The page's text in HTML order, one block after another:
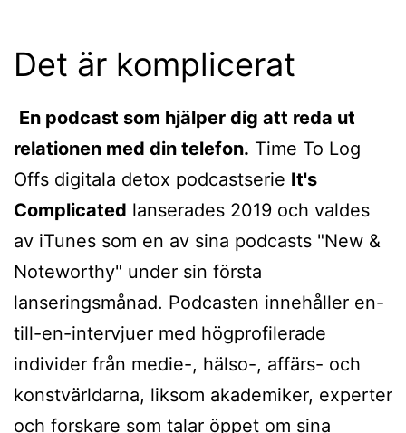
Det är komplicerat
En podcast som hjälper dig att reda ut
relationen med din telefon. Time To Log
Offs digitala detox podcastserie It's
Complicated lanserades 2019 och valdes
av iTunes som en av sina podcasts "New &
Noteworthy" under sin första
lanseringsmånad. Podcasten innehåller en-
till-en-intervjuer med högprofilerade
individer från medie-, hälso-, affärs- och
konstvärldarna, liksom akademiker, experter
och forskare som talar öppet om sina